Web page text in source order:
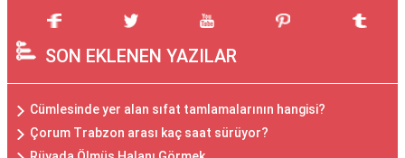
SON EKLENEN YAZILAR
Cümlesinde yer alan sıfat tamlamalarının hangisi?
Çorum Trabzon arası kaç saat sürüyor?